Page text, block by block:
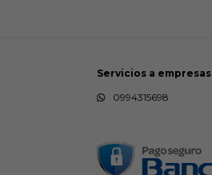
Servicios a empresas
0994315698